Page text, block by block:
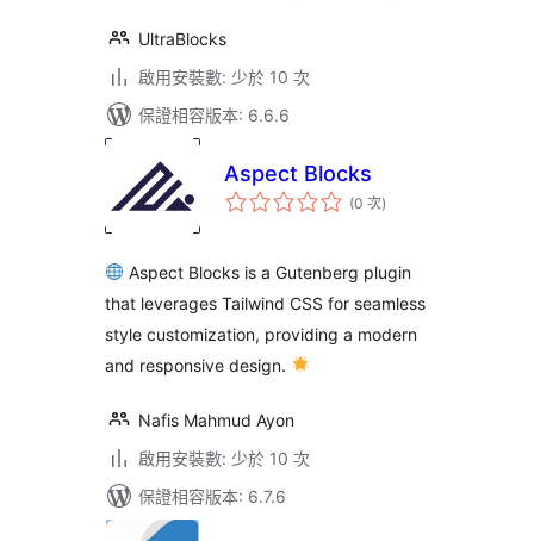
UltraBlocks
啟用安裝數: 少於 10 次
保證相容版本: 6.6.6
Aspect Blocks
(0 次評
分)
Aspect Blocks is a Gutenberg plugin
that leverages Tailwind CSS for seamless
style customization, providing a modern
and responsive design.
Nafis Mahmud Ayon
啟用安裝數: 少於 10 次
保證相容版本: 6.7.6